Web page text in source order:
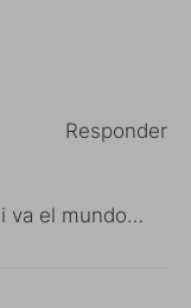
va el mundo…
Responder